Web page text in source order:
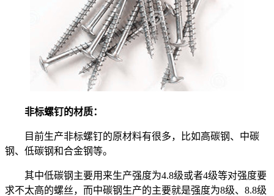
非标螺钉的材质：
目前生产非标螺钉的原材料有很多，比如高碳钢、中碳
钢、低碳钢和合金钢等。
其中低碳钢主要用来生产强度为4.8级或者4级等对强度要
求不太高的螺丝，而中碳钢生产的主要就是强度为8级、8.8级